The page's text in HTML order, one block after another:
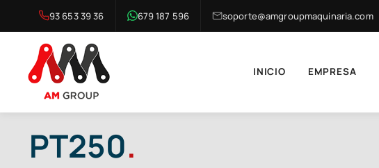
al
contenido
93 653 39 36 679 187 596 soporte@amgroupmaquinaria.com
INICIO EMPRESA
PT250.